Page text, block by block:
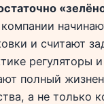
и считают
регуляторы
полный
а не только